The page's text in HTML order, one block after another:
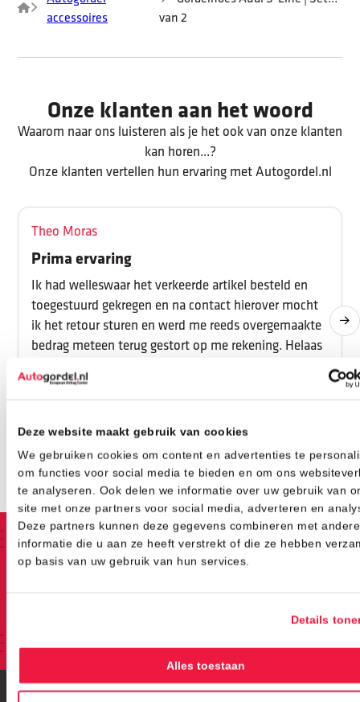
Deze website maakt gebruik van cookies
We gebruiken cookies om content en advertenties te
om functies voor social media te bieden en om ons
te analyseren. Ook delen we informatie over uw gebruik van
site met onze partners voor social media, adverteren en
Deze partners kunnen deze gegevens combineren met andere
informatie die u aan ze heeft verstrekt of die ze hebben
op basis van uw gebruik van hun services.
Details
Alles toestaan
accessoires
van 2
Onze klanten aan het woord
Waarom naar ons luisteren als je het ook van onze klanten
kan horen...?
Onze klanten vertellen hun ervaring met Autogordel.nl
Theo Moras
Prima ervaring
Ik had welleswaar het verkeerde artikel besteld en
toegestuurd gekregen en na contact hierover mocht
ik het retour sturen en werd me reeds overgemaakte
bedrag meteen terug gestort op me rekening. Helaas
groot compliment voor deze firma.
Heb je een vraag over het
uitzoeken, verzenden of laten
monteren van nieuwe
Contact opnemen